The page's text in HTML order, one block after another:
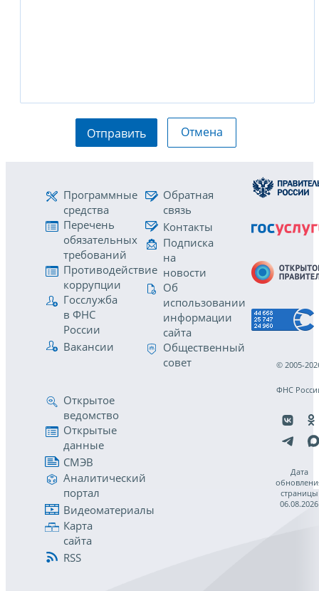
Отправить Отмена
Программные
средства
Перечень
обязательных
требований
Противодействие
коррупции
Госслужба
в ФНС
России
Вакансии
Обратная
связь
Контакты
Подписка
на
новости
Об
использовании
информации
сайта
Общественный
совет
Открытое
ведомство
Открытые
данные
СМЭВ
Аналитический
портал
Видеоматериалы
Карта
сайта
RSS
© 2005-
ФНС
Дата
страницы
06.08.2026